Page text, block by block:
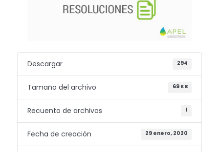
Descargar 294
Tamaño del archivo 69 KB
Recuento de archivos 1
Fecha de creación 29 enero, 2020